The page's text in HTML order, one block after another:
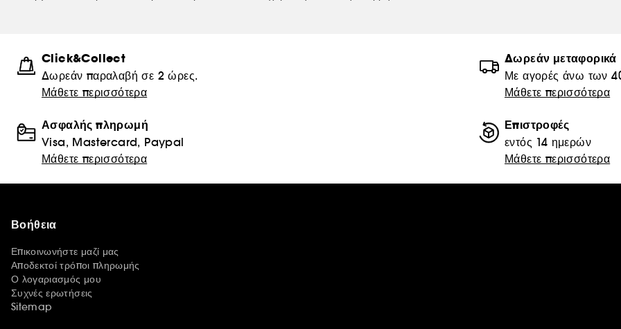
Click&Collect
Δωρεάν παραλαβή σε 2 ώρες.
Μάθετε περισσότερα
Δωρεάν μεταφορικά
Με αγορές άνω των
Μάθετε περισσότερα
Ασφαλής πληρωμή
Visa, Mastercard, Paypal
Μάθετε περισσότερα
Επιστροφές
εντός 14 ημερών
Μάθετε περισσότερα
Βοήθεια
Επικοινωνήστε μαζί μας
Αποδεκτοί τρόποι πληρωμής
Ο λογαριασμός μου
Συχνές ερωτήσεις
Sitemap